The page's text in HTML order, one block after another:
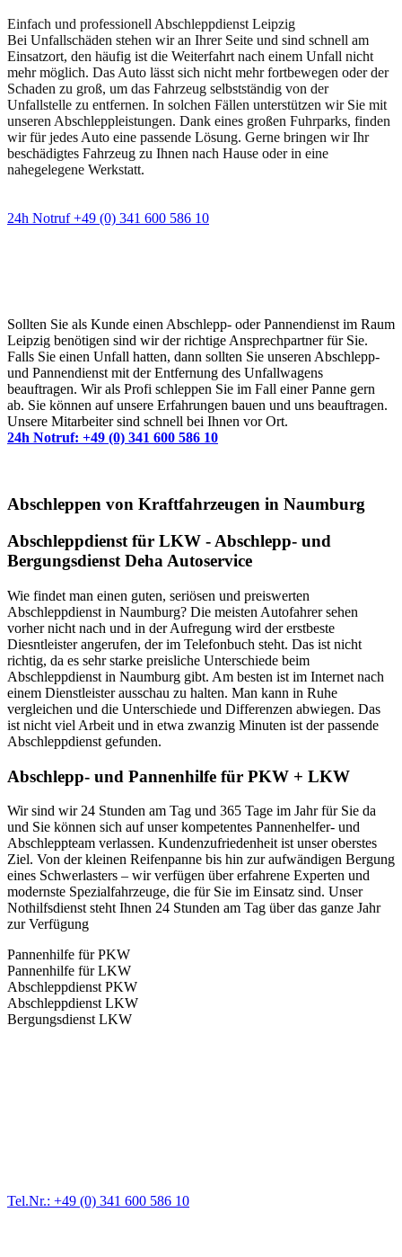
Einfach und professionell Abschleppdienst Leipzig
Bei Unfallschäden stehen wir an Ihrer Seite und sind schnell am
Einsatzort, den häufig ist die Weiterfahrt nach einem Unfall nicht
mehr möglich. Das Auto lässt sich nicht mehr fortbewegen oder der
Schaden zu groß, um das Fahrzeug selbstständig von der
Unfallstelle zu entfernen. In solchen Fällen unterstützen wir Sie mit
unseren Abschleppleistungen. Dank eines großen Fuhrparks, finden
wir für jedes Auto eine passende Lösung. Gerne bringen wir Ihr
beschädigtes Fahrzeug zu Ihnen nach Hause oder in eine
nahegelegene Werkstatt.
24h Notruf +49 (0) 341 600 586 10
Sollten Sie als Kunde einen Abschlepp- oder Pannendienst im Raum
Leipzig benötigen sind wir der richtige Ansprechpartner für Sie.
Falls Sie einen Unfall hatten, dann sollten Sie unseren Abschlepp-
und Pannendienst mit der Entfernung des Unfallwagens
beauftragen. Wir als Profi schleppen Sie im Fall einer Panne gern
ab. Sie können auf unsere Erfahrungen bauen und uns beauftragen.
Unsere Mitarbeiter sind schnell bei Ihnen vor Ort.
24h Notruf: +49 (0) 341 600 586 10
Abschleppen von Kraftfahrzeugen in Naumburg
Abschleppdienst für LKW - Abschlepp- und
Bergungsdienst Deha Autoservice
Wie findet man einen guten, seriösen und preiswerten
Abschleppdienst in Naumburg? Die meisten Autofahrer sehen
vorher nicht nach und in der Aufregung wird der erstbeste
Diesntleister angerufen, der im Telefonbuch steht. Das ist nicht
richtig, da es sehr starke preisliche Unterschiede beim
Abschleppdienst in Naumburg gibt. Am besten ist im Internet nach
einem Dienstleister ausschau zu halten. Man kann in Ruhe
vergleichen und die Unterschiede und Differenzen abwiegen. Das
ist nicht viel Arbeit und in etwa zwanzig Minuten ist der passende
Abschleppdienst gefunden.
Abschlepp- und Pannenhilfe für PKW + LKW
Wir sind wir 24 Stunden am Tag und 365 Tage im Jahr für Sie da
und Sie können sich auf unser kompetentes Pannenhelfer- und
Abschleppteam verlassen. Kundenzufriedenheit ist unser oberstes
Ziel. Von der kleinen Reifenpanne bis hin zur aufwändigen Bergung
eines Schwerlasters – wir verfügen über erfahrene Experten und
modernste Spezialfahrzeuge, die für Sie im Einsatz sind. Unser
Nothilfsdienst steht Ihnen 24 Stunden am Tag über das ganze Jahr
zur Verfügung
Pannenhilfe für PKW
Pannenhilfe für LKW
Abschleppdienst PKW
Abschleppdienst LKW
Bergungsdienst LKW
Tel.Nr.: +49 (0) 341 600 586 10